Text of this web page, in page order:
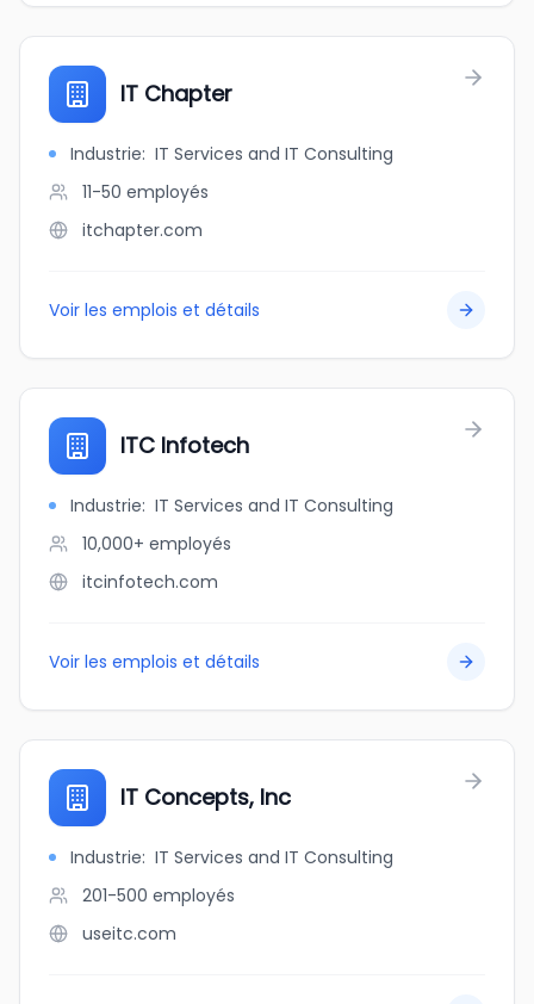
IT Chapter
Industrie: IT Services and IT Consulting
11-50 employés
itchapter.com
Voir les emplois et détails
ITC Infotech
Industrie: IT Services and IT Consulting
10,000+ employés
itcinfotech.com
Voir les emplois et détails
IT Concepts, Inc
Industrie: IT Services and IT Consulting
201-500 employés
useitc.com